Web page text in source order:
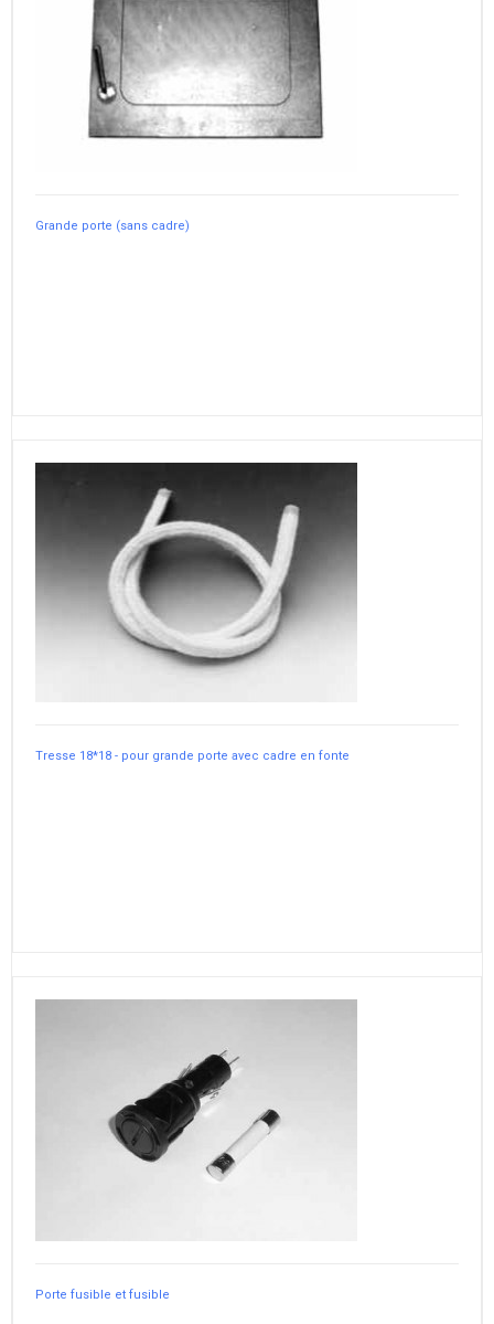
Grande porte (sans cadre)
Tresse 18*18 - pour grande porte avec cadre en fonte
Porte fusible et fusible